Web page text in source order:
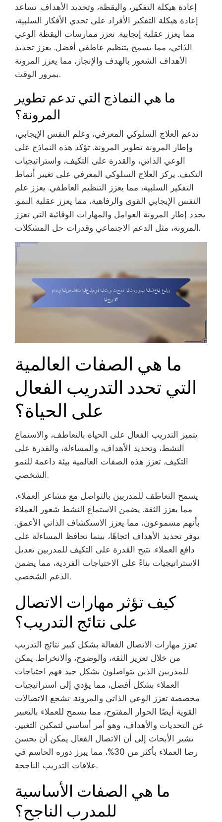
إعادة هيكلة التفكير، واليقظة، وتحديد الأهداف. تساعد
إعادة هيكلة التفكير الأفراد على تحدي الأفكار السلبية،
مما يعزز عقلية إيجابية. تعزز ممارسات اليقظة الوعي
الذاتي، مما يسمح بتنظيم عاطفي أفضل. يعزز تحديد
الأهداف الشعور بالهدف والإنجاز، مما يعزز المرونة
بمرور الوقت.
ما هي النماذج التي تدعم تطوير
المرونة؟
تدعم العلاج السلوكي المعرفي، وعلم النفس الإيجابي،
وإطار المرونة تطوير المرونة. تؤكد هذه النماذج على
الوعي الذاتي، والقدرة على التكيف، واستراتيجيات
التكيف. يركز العلاج السلوكي المعرفي على تغيير أنماط
التفكير السلبية، مما يعزز التنظيم العاطفي. يعزز علم
النفس الإيجابي القوى والرفاهية، مما يعزز عقلية النمو.
يحدد إطار المرونة العوامل والمهارات الوقائية التي تعزز
المرونة، مثل الدعم الاجتماعي وقدرات حل المشكلات.
ما هي الصفات العالمية
التي تحدد التدريب الفعال
على الحياة؟
يتميز التدريب الفعال على الحياة بالتعاطف، والاستماع
النشط، وتحديد الأهداف، والمساءلة، والقدرة على
التكيف. تعزز هذه الصفات العالمية بيئة داعمة للنمو
الشخصي.
يسمح التعاطف للمدربين بالتواصل مع مشاعر العملاء،
مما يعزز الثقة. يضمن الاستماع النشط شعور العملاء
بأنهم مسموعون، مما يعزز الاستكشاف الذاتي الأعمق.
يوفر تحديد الأهداف اتجاهًا، بينما تحافظ المساءلة على
دافع العملاء. تتيح القدرة على التكيف للمدربين تعديل
الاستراتيجيات بناءً على الاحتياجات الفردية، مما يضمن
الدعم الشخصي.
كيف تؤثر مهارات الاتصال
على نتائج التدريب؟
تعزز مهارات الاتصال الفعالة بشكل كبير نتائج التدريب
من خلال تعزيز الثقة، والوضوح، والانخراط. يمكن
للمدربين الذين يتواصلون بشكل جيد فهم احتياجات
العملاء بشكل أفضل، مما يؤدي إلى استراتيجيات
مخصصة تعزز الوعي الذاتي والمرونة. تشجع الاتصالات
القوية أيضًا الحوار المفتوح، مما يسمح للعملاء بالتعبير
عن التحديات والأهداف، وهو أمر أساسي لتمكين التغيير.
تشير الأبحاث إلى أن الاتصال الفعال يمكن أن يحسن
رضا العملاء بأكثر من 30%، مما يبرز دوره الحاسم في
علاقات التدريب الناجحة.
ما هي الصفات الأساسية
للمدرب الناجح؟